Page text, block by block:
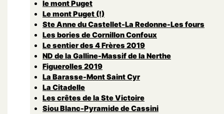
le mont Puget
Le mont Puget (!)
Ste Anne du Castellet-La Redonne-Les fours
Les bories de Cornillon Confoux
Le sentier des 4 Frères 2019
ND de la Galline-Massif de la Nerthe
Figuerolles 2019
La Barasse-Mont Saint Cyr
La Citadelle
Les crêtes de la Ste Victoire
Siou Blanc-Pyramide de Cassini